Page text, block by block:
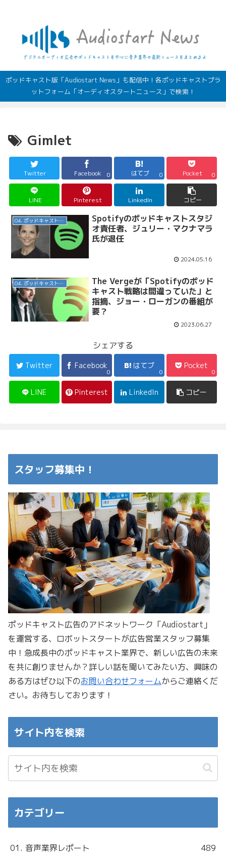
ポッドキャスト版「Audiostart News」も配信中！各ポッドキャストプラ
ットフォーム「オーディオスタートニュース」で検索！
Gimlet
Twitter Facebook 0 はてブ 0 Pocket 0
LINE Pinterest LinkedIn コピー
04. ポッドキャスト配信・制作等
Spotifyのポッドキャストスタジ
オ責任者、ジュリー・マクナマラ
氏が退任
2024.05.16
04. ポッドキャスト配信・制作等
The Vergeが「Spotifyのポッド
キャスト戦略は間違っていた」と
指摘、ジョー・ローガンの番組が
要？
2023.06.27
シェアする
Twitter Facebook
0
はてブ
0
Pocket
0
LINE Pinterest LinkedIn コピー
スタッフ募集中！
ポッドキャスト広告のアドネットワーク「Audiostart」
を運営する、ロボットスタートが広告営業スタッフ募集
中！急成長中のポッドキャスト業界で、新しい広告の未来
を共に創りませんか？詳しい話を聞いてみたい方、興味の
ある方はぜひ以下のお問い合わせフォームからご連絡くだ
さい。お待ちしております！
サイト内を検索
カテゴリー
01. 音声業界レポート 489